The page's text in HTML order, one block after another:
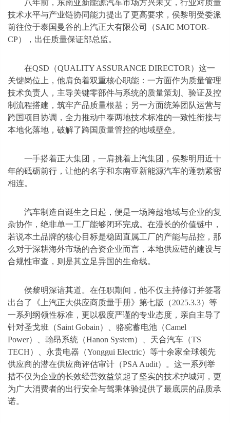
八年前，东南亚新能源汽车市场方兴未艾，行业对质量
技术水平与产业链协同能力提出了更高要求，侯黎明受委派
前往位于泰国曼谷的上汽正大有限公司（SAIC MOTOR-
CP），出任质量保证部总监。
在QSD（QUALITY ASSURANCE DIRECTOR）这一
关键岗位上，他肩负着双重核心职能：一方面作为质量管理
技术负责人，主导关键零部件与系统的质量策划、验证及控
制流程搭建，筑牢产品质量根基；另一方面统筹团队运营与
跨国项目协调，全力推动中泰两地技术标准的一致性衔接与
本地化落地，破解了跨国质量管控的地域壁垒。
一手搭着正大集团，一肩挑着上汽集团，侯黎明用近十
年的砥砺前行，让他的名字和东南亚新能源汽车的蓬勃紧密
相连。
汽车制造自诞生之日起，便是一场跨越地域与企业的复
杂协作，绝非单一工厂能够闭环完成。在漫长的价值链中，
若说本土品牌的核心目标是稳固直属工厂的产能与品控，那
么对于深耕海外市场的合资企业而言，本地供应链的建设与
合规性审查，则是其立足异国的生命线。
侯黎明深谙其道。在任职期间，他不仅主持修订并签署
出台了《上汽正大供应商质量手册》第七版（2025.3.3）等
一系列纲领性标准，更以极度严谨的专业态度，亲自主导了
针对圣戈班（Saint Gobain）、骆驼蓄电池（Camel
Power）、翰昂系统（Hanon System）、天合汽车（TS
TECH）、永贵电器（Yonggui Electric）等十余家全球领先
供应商的潜在供应商评估审计（PSA Audit）。这一系列举
措不仅为企业的长效经营效益筑起了坚实的技术护城河，更
为广大消费者的出行安全与驾乘体验提供了最底层的品质承
诺。